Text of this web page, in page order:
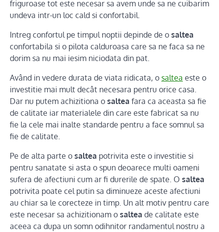
friguroase tot este necesar sa avem unde sa ne cuibarim
undeva intr-un loc cald si confortabil.
Intreg confortul pe timpul noptii depinde de o saltea
confortabila si o pilota calduroasa care sa ne faca sa ne
dorim sa nu mai iesim niciodata din pat.
Având in vedere durata de viata ridicata, o saltea este o
investitie mai mult decât necesara pentru orice casa.
Dar nu putem achizitiona o saltea fara ca aceasta sa fie
de calitate iar materialele din care este fabricat sa nu
fie la cele mai inalte standarde pentru a face somnul sa
fie de calitate.
Pe de alta parte o saltea potrivita este o investitie si
pentru sanatate si asta o spun deoarece multi oameni
sufera de afectiuni cum ar fi durerile de spate. O saltea
potrivita poate cel putin sa diminueze aceste afectiuni
au chiar sa le corecteze in timp. Un alt motiv pentru care
este necesar sa achizitionam o saltea de calitate este
aceea ca dupa un somn odihnitor randamentul nostru a